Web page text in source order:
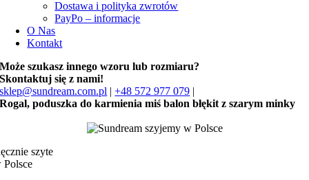
Dostawa i polityka zwrotów
PayPo – informacje
O Nas
Kontakt
Może szukasz innego wzoru lub rozmiaru?
Skontaktuj się z nami!
sklep@sundream.com.pl |+48 572 977 079 |
Rogal, poduszka do karmienia miś balon błękit z szarym minky
szyte
Polsce